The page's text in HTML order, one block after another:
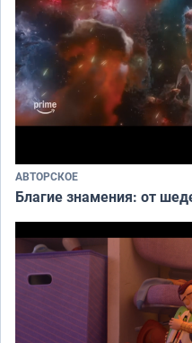
АВТОРСКОЕ
Благие знамения: от